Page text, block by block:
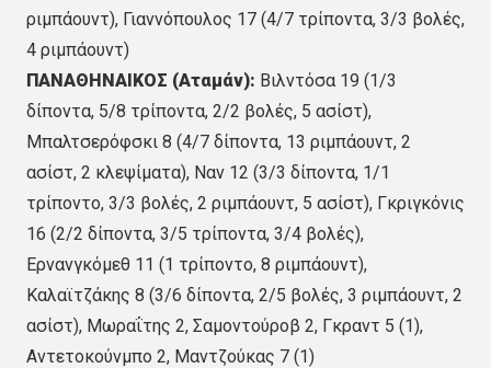
ριμπάουντ), Γιαννόπουλος 17 (4/7 τρίποντα, 3/3 βολές,
4 ριμπάουντ)
ΠΑΝΑΘΗΝΑΙΚΟΣ (Αταμάν): Βιλντόσα 19 (1/3
δίποντα, 5/8 τρίποντα, 2/2 βολές, 5 ασίστ),
Μπαλτσερόφσκι 8 (4/7 δίποντα, 13 ριμπάουντ, 2
ασίστ, 2 κλεψίματα), Ναν 12 (3/3 δίποντα, 1/1
τρίποντο, 3/3 βολές, 2 ριμπάουντ, 5 ασίστ), Γκριγκόνις
16 (2/2 δίποντα, 3/5 τρίποντα, 3/4 βολές),
Ερνανγκόμεθ 11 (1 τρίποντο, 8 ριμπάουντ),
Καλαϊτζάκης 8 (3/6 δίποντα, 2/5 βολές, 3 ριμπάουντ, 2
ασίστ), Μωραΐτης 2, Σαμοντούροβ 2, Γκραντ 5 (1),
Αντετοκούνμπο 2, Μαντζούκας 7 (1)